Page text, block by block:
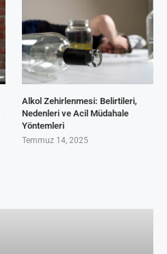
Alkol Zehirlenmesi: Belirtileri,
Nedenleri ve Acil Müdahale
Yöntemleri
Temmuz 14, 2025